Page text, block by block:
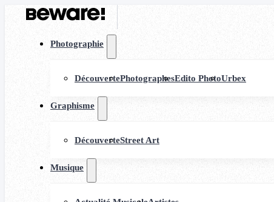
Photographie
DécouvertePhotographesEdito PhotoUrbex
Graphisme
DécouverteStreet Art
Musique